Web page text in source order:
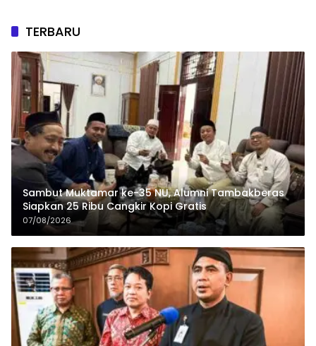
TERBARU
Sambut Muktamar ke-35 NU, Alumni Tambakberas
Siapkan 25 Ribu Cangkir Kopi Gratis
07/08/2026